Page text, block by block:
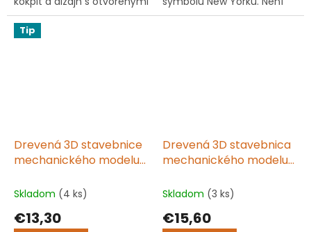
kolesami. Skvelý štartovací
model pre každého
mladého človeka, ktorý
potřeba lepidlo. Perfektný
Tip
Drevená 3D stavebnice
mechanického modelu
Skladom (4 ks)
€13,30
Drevená 3D stavebnica
mechanického modelu
Skladom (3 ks)
€15,60